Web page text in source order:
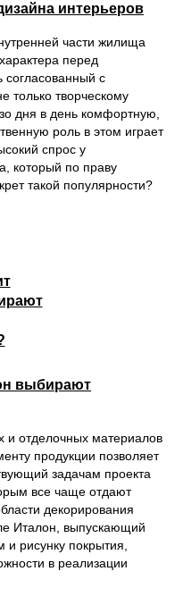
интерьеров
части жилища
перед
согласованный с
только творческому
дня в день комфортную,
роль в этом играет
спрос у
который по праву
такой популярности?
выбирают
и отделочных материалов
продукции позволяет
задачам проекта
все чаще отдают
декорирования
Италон, выпускающий
и рисунку покрытия,
в реализации